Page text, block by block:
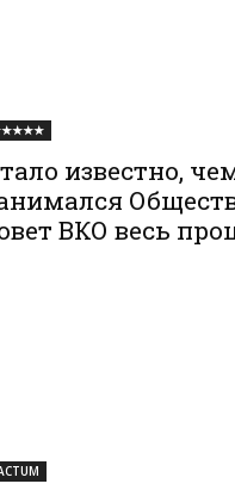
известно,
ВКО весь